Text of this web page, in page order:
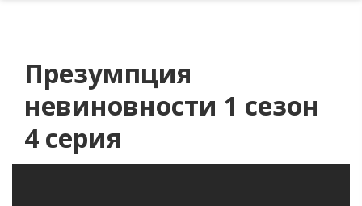
Презумпция
невиновности 1 сезон
4 серия